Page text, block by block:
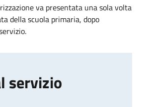
va presentata una sola volta
della scuola primaria, dopo
servizio